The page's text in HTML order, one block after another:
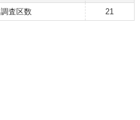
調査区数 21